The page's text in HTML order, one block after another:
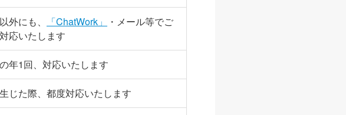
外にも、 「ChatWork」
・メール等でご
応いたします
年1回、対応いたします
じた際、都度対応いたします